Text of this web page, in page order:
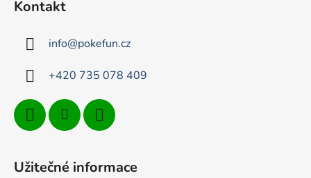
Kontakt
info@pokefun.cz
+420 735 078 409
Užitečné informace